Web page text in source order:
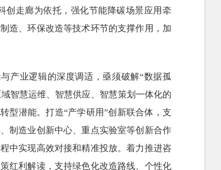
创走廊为依托，强化节能降碳场景应用牵
造、环保改造等技术环节的支撑作用，加
产业逻辑的深度调适，亟须破解“数据孤
智慧运维、智慧供应、智慧策划一体化的
型潜能。打造“产学研用”创新联合体，支
制造业创新中心、重点实验室等创新合作
中实现高效对接和精准投放。着力推进咨
红利解读，支持绿色化改造路线、个性化